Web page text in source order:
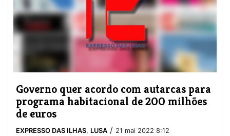
Governo quer acordo com autarcas para
programa habitacional de 200 milhões
de euros
EXPRESSO DAS ILHAS, LUSA / 21 mai 2022 8:12